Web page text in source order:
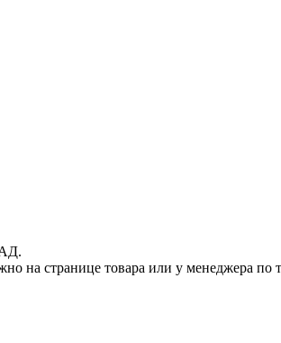
на странице товара или у менеджера по